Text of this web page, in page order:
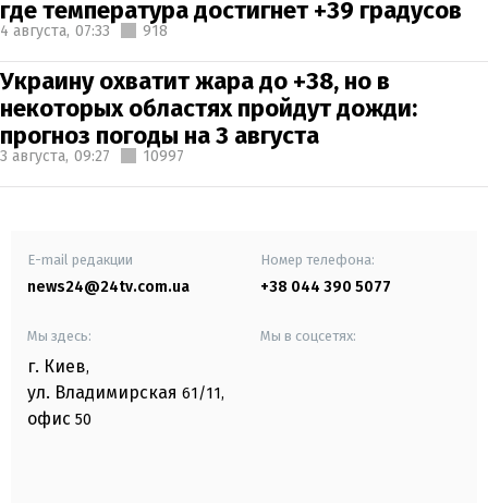
где температура достигнет +39 градусов
4 августа, 07:33 918
Украину охватит жара до +38, но в
некоторых областях пройдут дожди:
прогноз погоды на 3 августа
3 августа, 09:27 10997
E-mail редакции
news24@24tv.com.ua
Номер телефона:
+38 044 390 5077
Мы здесь:
г. Киев,
ул. Владимирская 61/11,
офис 50
Мы в соцсетях: